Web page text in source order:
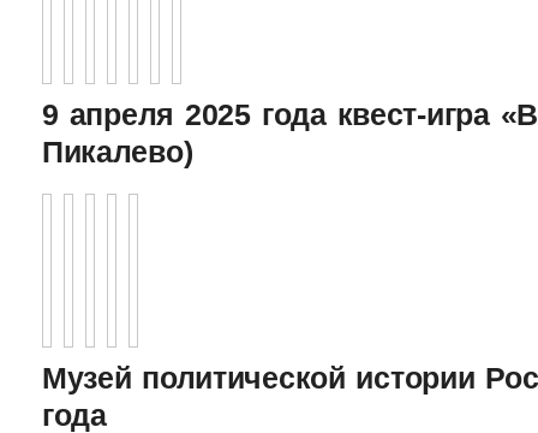
9 апреля 2025 года квест-игра
Пикалево)
Музей политической истории
года